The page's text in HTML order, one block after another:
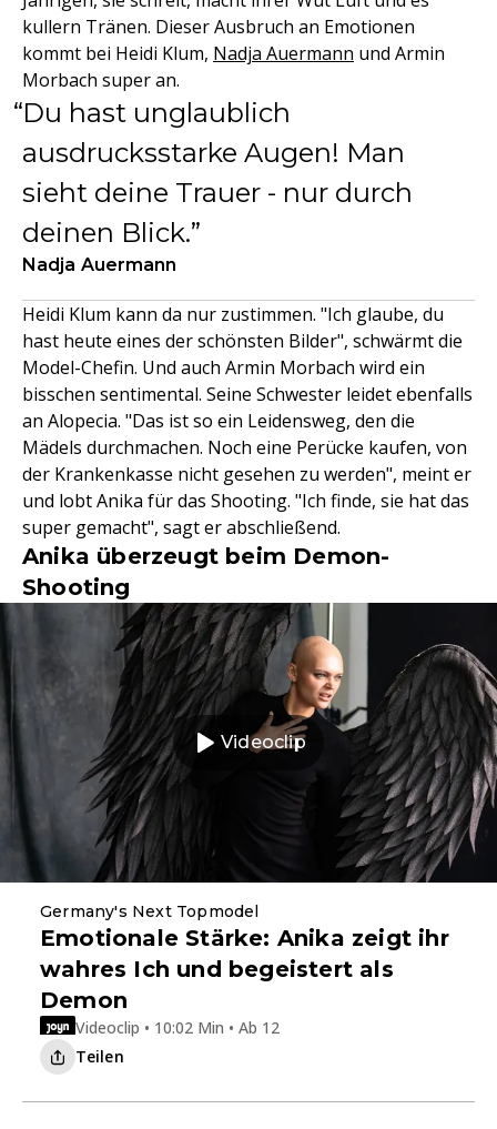
kullern Tränen. Dieser Ausbruch an Emotionen
kommt bei Heidi Klum, Nadja Auermann und Armin
Morbach super an.
Du hast unglaublich
ausdrucksstarke Augen! Man
sieht deine Trauer - nur durch
deinen Blick.
Nadja Auermann
Heidi Klum kann da nur zustimmen. "Ich glaube, du
hast heute eines der schönsten Bilder", schwärmt die
Model-Chefin. Und auch Armin Morbach wird ein
bisschen sentimental. Seine Schwester leidet ebenfalls
an Alopecia. "Das ist so ein Leidensweg, den die
Mädels durchmachen. Noch eine Perücke kaufen, von
der Krankenkasse nicht gesehen zu werden", meint er
und lobt Anika für das Shooting. "Ich finde, sie hat das
super gemacht", sagt er abschließend.
Anika überzeugt beim Demon-
Shooting
Videoclip
Germany's Next Topmodel
Emotionale Stärke: Anika zeigt ihr
wahres Ich und begeistert als
Demon
Videoclip • 10:02 Min • Ab 12
Teilen